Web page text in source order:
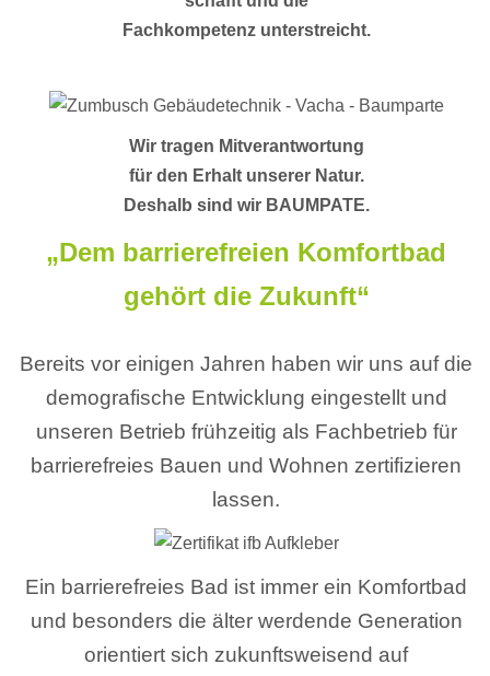
Fachkompetenz unterstreicht.
Wir tragen Mitverantwortung
für den Erhalt unserer Natur.
Deshalb sind wir BAUMPATE.
„Dem barrierefreien Komfortbad
gehört die Zukunft“
Bereits vor einigen Jahren haben wir uns auf die
demografische Entwicklung eingestellt und
unseren Betrieb frühzeitig als Fachbetrieb für
barrierefreies Bauen und Wohnen zertifizieren
lassen.
Ein barrierefreies Bad ist immer ein Komfortbad
und besonders die älter werdende Generation
orientiert sich zukunftsweisend auf